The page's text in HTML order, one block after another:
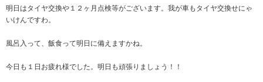
明日はタイヤ交換や１２ヶ月点検等がございます。我が車もタイヤ交換せにゃ
いけんですわ。
風呂入って、飯食って明日に備えますかね。
今日も１日お疲れ様でした。明日も頑張りましょう！！